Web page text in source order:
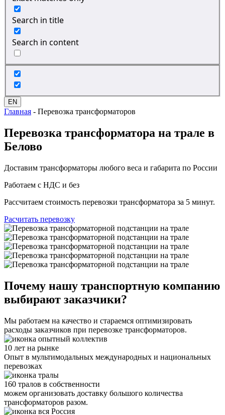
Search in title
Search in content
EN
Главная - Перевозка трансформаторов
Перевозка трансформатора на трале в
Белово
Доставим трансформаторы любого веса и габарита по России
Работаем с НДС и без
Рассчитаем стоимость перевозки трансформатора за 5 минут.
Расчитать перевозку
Почему нашу транспортную компанию
выбирают заказчики?
Мы работаем на качество и стараемся оптимизировать
расходы заказчиков при перевозке трансформаторов.
10 лет на рынке
Опыт в мультимодальных международных и национальных
перевозках
160 тралов в собственности
можем организовать доставку большого количества
трансформаторов разом.